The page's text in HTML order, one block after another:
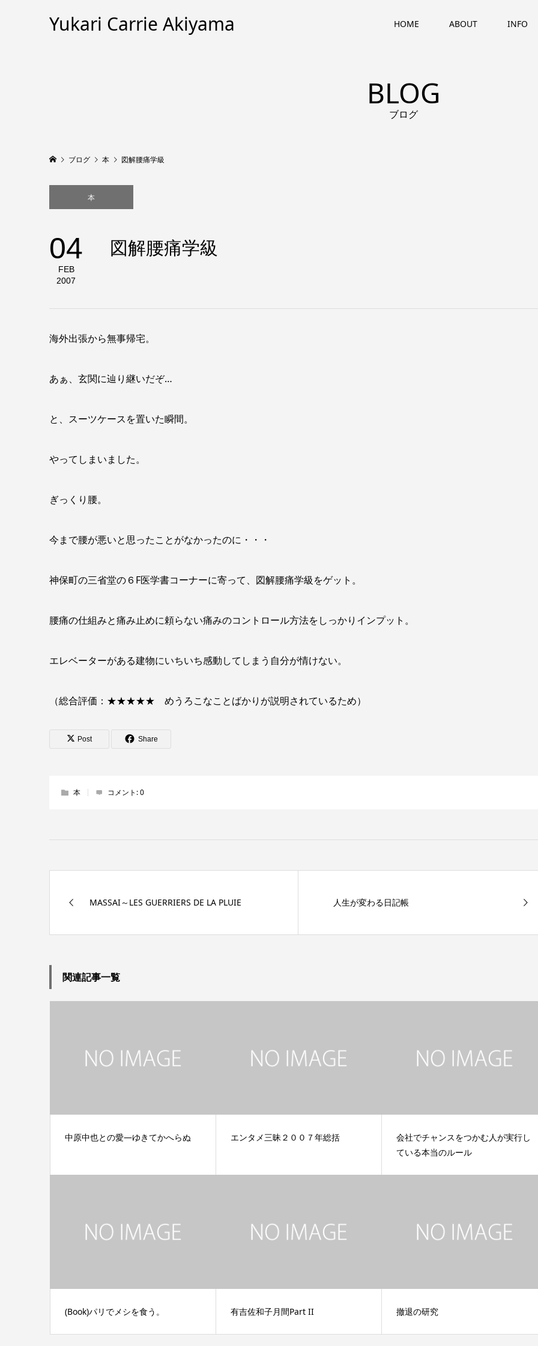
Yukari Carrie Akiyama HOME ABOUT INFO
BLOG
ブログ
ブログ 本 図解腰痛学級
本
04
FEB
2007
図解腰痛学級
海外出張から無事帰宅。
あぁ、玄関に辿り継いだぞ…
と、スーツケースを置いた瞬間。
やってしまいました。
ぎっくり腰。
今まで腰が悪いと思ったことがなかったのに・・・
神保町の三省堂の６F医学書コーナーに寄って、図解腰痛学級をゲット。
腰痛の仕組みと痛み止めに頼らない痛みのコントロール方法をしっかりインプット。
エレベーターがある建物にいちいち感動してしまう自分が情けない。
（総合評価：★★★★★ めうろこなことばかりが説明されているため）
Post Share
本 コメント:0
MASSAI～LES GUERRIERS DE LA PLUIE 人生が変わる日記帳
関連記事一覧
中原中也との愛―ゆきてかへらぬ エンタメ三昧２００７年総括
会社でチャンスをつかむ人が実行し
ている本当のルール
(Book)パリでメシを食う。 有吉佐和子月間Part II 撤退の研究